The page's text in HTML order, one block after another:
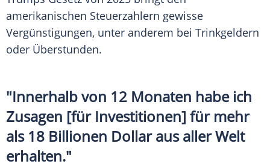
amerikanischen Steuerzahlern gewisse
Vergünstigungen, unter anderem bei Trinkgeldern
oder Überstunden.
"Innerhalb von 12 Monaten habe ich
Zusagen [für Investitionen] für mehr
als 18 Billionen Dollar aus aller Welt
erhalten."